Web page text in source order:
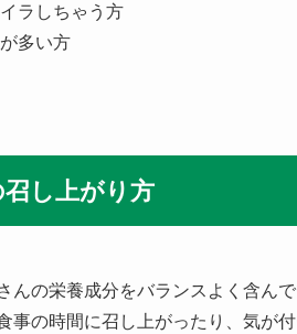
ラしちゃう方
多い方
し上がり方
んの栄養成分をバランスよく含ん
事の時間に召し上がったり、気が